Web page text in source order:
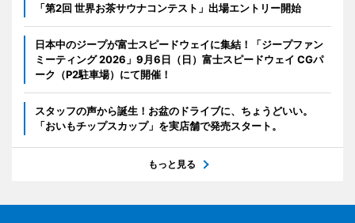
「第2回 世界お茶サウナコンテスト」出場エントリー開始
日本中のジープが富士スピードウェイに集結！「ジープファン
ミーティング 2026」9月6日（日）富士スピードウェイ CGパ
ーク（P2駐車場）にて開催！
スタッフの声から誕生！お盆のドライブに、ちょうどいい。
「おいもチップスカップ」を実店舗で発売スタート。
もっと見る